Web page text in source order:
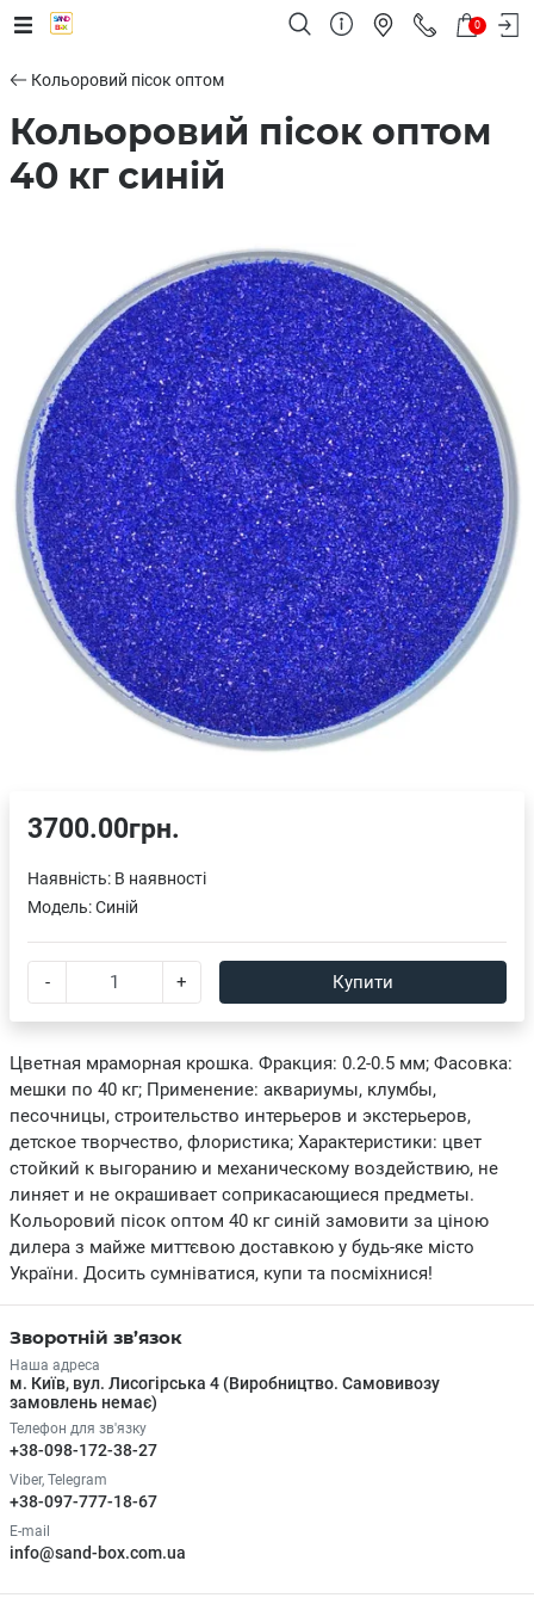
0
Кольоровий пісок оптом
Кольоровий пісок оптом
40 кг синій
Цветная мраморная крошка. Фракция: 0.2-0.5 мм; Фасовка:
мешки по 40 кг; Применение: аквариумы, клумбы,
песочницы, строительство интерьеров и экстерьеров,
детское творчество, флористика; Характеристики: цвет
стойкий к выгоранию и механическому воздействию, не
линяет и не окрашивает соприкасающиеся предметы.
Кольоровий пісок оптом 40 кг синій замовити за ціною
дилера з майже миттєвою доставкою у будь-яке місто
України. Досить сумніватися, купи та посміхнися!
3700.00грн.
Наявність: В наявності
Модель:Синій
- + Купити
Зворотній зв’язок
Наша адреса
м. Київ, вул. Лисогірська 4 (Виробництво. Самовивозу
замовлень немає)
Телефон для зв'язку
+38-098-172-38-27
Viber, Telegram
+38-097-777-18-67
E-mail
info@sand-box.com.ua